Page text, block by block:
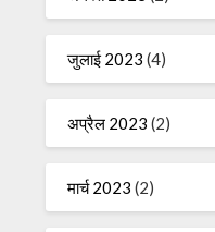
जुलाई 2023 (4)
अप्रैल 2023 (2)
मार्च 2023 (2)